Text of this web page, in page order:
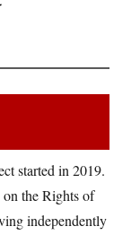
started in 2019.
the Rights of
independently